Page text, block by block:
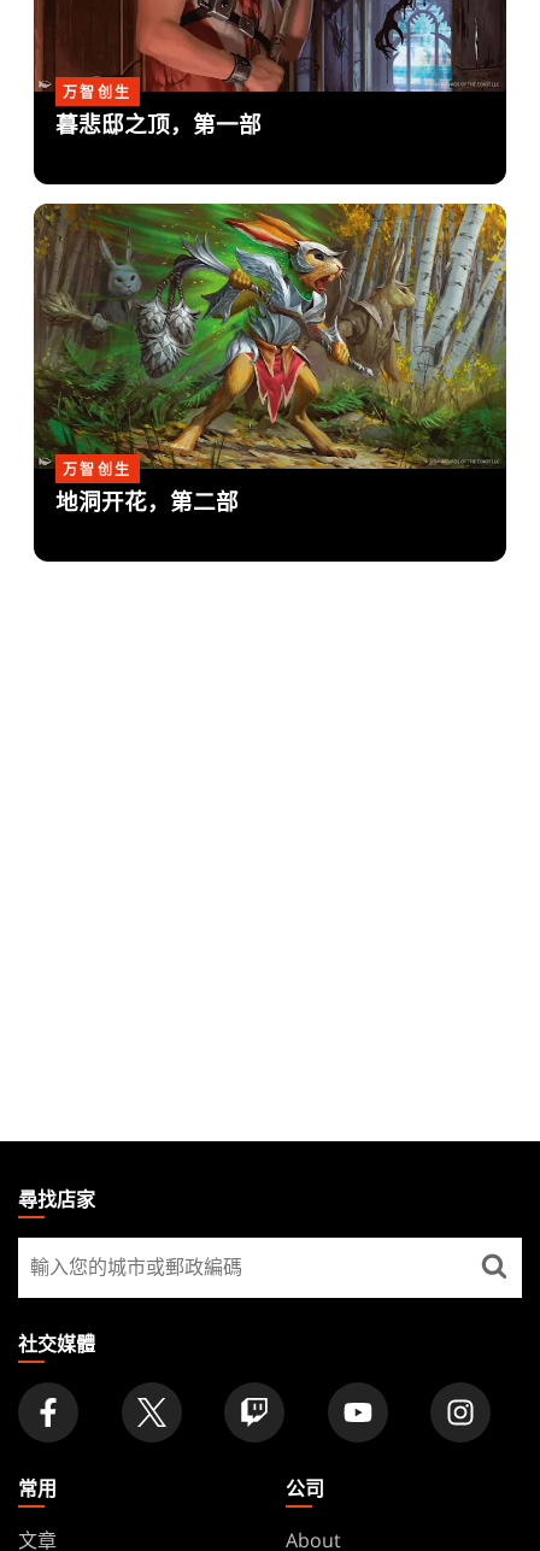
万智创生
暮悲邸之顶，第一部
万智创生
地洞开花，第二部
THE
GATHERING
FOOTER
尋找店家
尋
找
家
社交媒體
常用
文章
公司
About